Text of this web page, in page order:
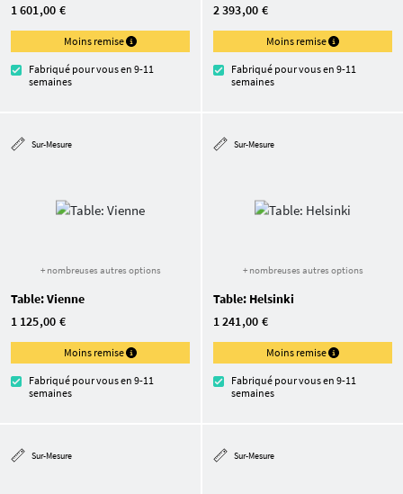
1 601,00 €
Moins remise
Fabriqué pour vous en 9-11
semaines
2 393,00 €
Moins remise
Fabriqué pour vous en 9-11
semaines
Sur-Mesure
+ nombreuses autres options
Table: Vienne
1 125,00 €
Moins remise
Fabriqué pour vous en 9-11
semaines
Sur-Mesure
+ nombreuses autres options
Table: Helsinki
1 241,00 €
Moins remise
Fabriqué pour vous en 9-11
semaines
Sur-Mesure Sur-Mesure